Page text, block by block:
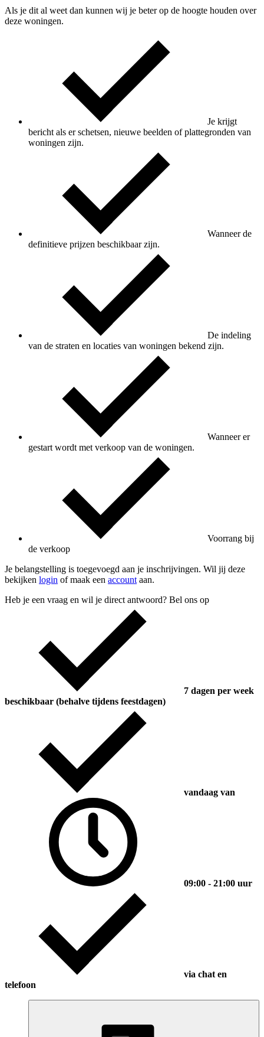
Als je dit al weet dan kunnen wij je beter op de hoogte houden over
deze woningen.
Je krijgt
bericht als er schetsen, nieuwe beelden of plattegronden van
woningen zijn.
Wanneer de
definitieve prijzen beschikbaar zijn.
De indeling
van de straten en locaties van woningen bekend zijn.
Wanneer er
gestart wordt met verkoop van de woningen.
Voorrang bij
de verkoop
Je belangstelling is toegevoegd aan je inschrijvingen. Wil jij deze
bekijken login of maak een account aan.
Heb je een vraag en wil je direct antwoord? Bel ons op
7 dagen per week
beschikbaar (behalve tijdens feestdagen)
vandaag van
09:00 - 21:00 uur
via chat en
telefoon